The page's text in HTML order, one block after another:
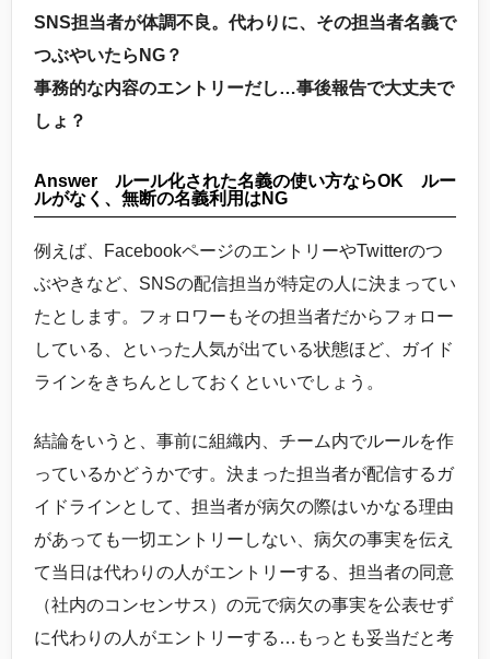
SNS担当者が体調不良。代わりに、その担当者名義で
つぶやいたらNG？
事務的な内容のエントリーだし…事後報告で大丈夫で
しょ？
Answer ルール化された名義の使い方ならOK ルー
ルがなく、無断の名義利用はNG
例えば、FacebookページのエントリーやTwitterのつ
ぶやきなど、SNSの配信担当が特定の人に決まってい
たとします。フォロワーもその担当者だからフォロー
している、といった人気が出ている状態ほど、ガイド
ラインをきちんとしておくといいでしょう。
結論をいうと、事前に組織内、チーム内でルールを作
っているかどうかです。決まった担当者が配信するガ
イドラインとして、担当者が病欠の際はいかなる理由
があっても一切エントリーしない、病欠の事実を伝え
て当日は代わりの人がエントリーする、担当者の同意
（社内のコンセンサス）の元で病欠の事実を公表せず
に代わりの人がエントリーする…もっとも妥当だと考